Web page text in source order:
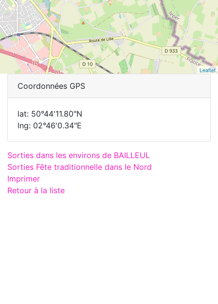
Leaflet
Coordonnées GPS
lat: 50°44'11.80"N
lng: 02°46'0.34"E
Sorties dans les environs de BAILLEUL
Sorties Fête traditionnelle dans le Nord
Imprimer
Retour à la liste